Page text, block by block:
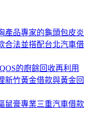
產品專家的龜頭包皮炎
合法並搭配台北汽車借
的廚餘回收再利用
新竹黃金借款與黃金回
鼠膏專業三重汽車借款